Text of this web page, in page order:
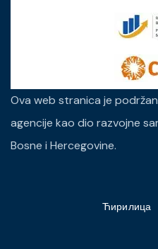
Ova web stranica je
agencije kao dio razvojne
Bosne i Hercegovine.
Ћирилица